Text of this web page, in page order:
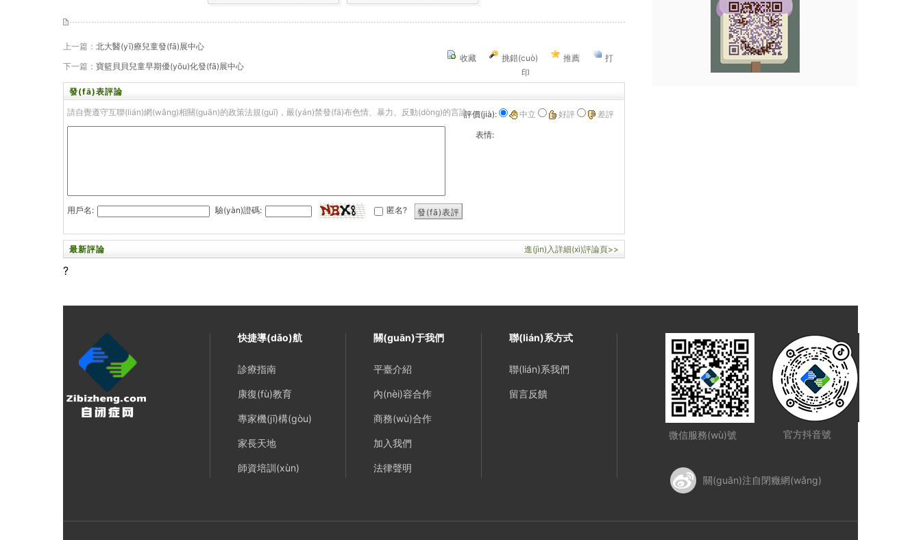
上一篇： 北大醫(yī)療兒童發(fā)展中心
下一篇： 寶籃貝貝兒童早期優(yōu)化發(fā)展中心
收藏 挑錯(cuò) 推薦
打
印
發(fā)表評論
請自覺遵守互聯(lián)網(wǎng)相關(guān)的政策法規(guī)，嚴(yán)禁發(fā)布色情、暴力、反動(dòng)的言論。評價(jià): 中立 好評
差評
表情:
用戶名: 驗(yàn)證碼: 匿名?
發(fā)表評
最新評論
進(jìn)入詳細(xì)評論頁>>
?
快捷導(dǎo)航
診療指南
康復(fù)教育
專家機(jī)構(gòu)
家長天地
師資培訓(xùn)
關(guān)于我們
平臺介紹
內(nèi)容合作
商務(wù)合作
加入我們
法律聲明
聯(lián)系方式
聯(lián)系我們
留言反饋
微信服務(wù)號 官方抖音號
關(guān)注自閉癥網(wǎng)